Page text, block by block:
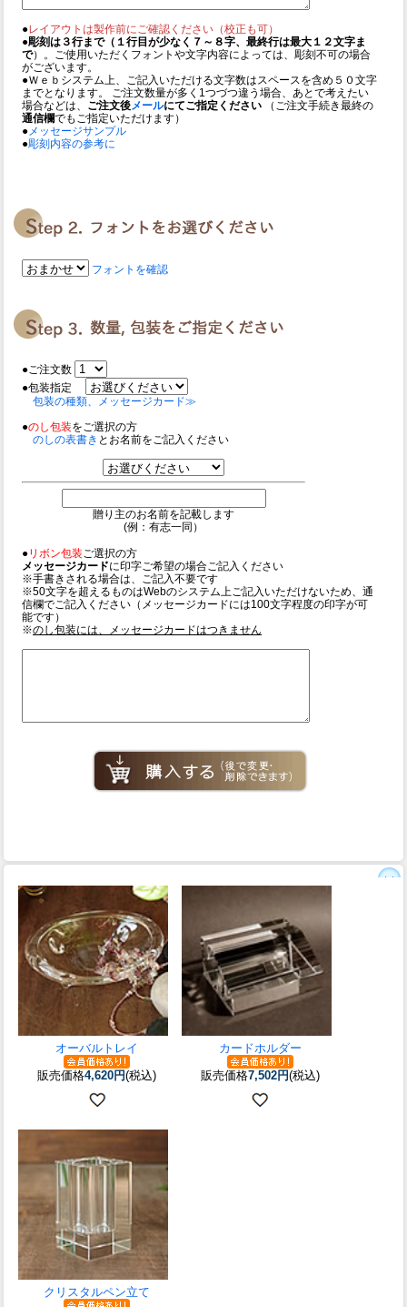
●レイアウトは製作前にご確認ください（校正も可）
●彫刻は３行まで（１行目が少なく７～８字、最終行は最大１２文字ま
で）。ご使用いただくフォントや文字内容によっては、彫刻不可の場合
がございます。
●Ｗｅｂシステム上、ご記入いただける文字数はスペースを含め５０文字
までとなります。 ご注文数量が多く1つづつ違う場合、あとで考えたい
場合などは、 ご注文後 メールにてご指定ください
（ご注文手続き最終の
通信欄でもご指定いただけます）
● メッセージサンプル
●彫刻内容の参考に
フォントを確認
●ご注文数
●包装指定
包装の種類、メッセージカード≫
●のし包装をご選択の方
のしの表書き とお名前をご記入ください
贈り主のお名前を記載します
(例：有志一同）
●リボン包装ご選択の方
メッセージカードに印字ご希望の場合ご記入ください
※手書きされる場合は、ご記入不要です
※50文字を超えるものはWebのシステム上ご記入いただけないため、通
信欄でご記入ください（メッセージカードには100文字程度の印字が可
能です）
※のし包装には、メッセージカードはつきません
オーバルトレイ
販売価格4,620円(税込)
カードホルダー
販売価格7,502円(税込)
クリスタルペン立て